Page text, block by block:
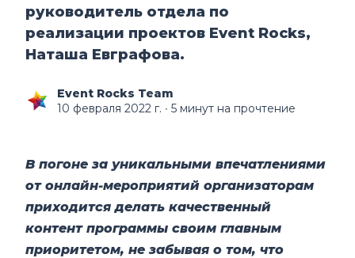
руководитель отдела по
реализации проектов Event Rocks,
Наташа Евграфова.
Event Rocks Team
10 февраля 2022 г. ∙ 5 минут на прочтение
В погоне за уникальными впечатлениями
от онлайн-мероприятий организаторам
приходится делать качественный
контент программы своим главным
приоритетом, не забывая о том, что